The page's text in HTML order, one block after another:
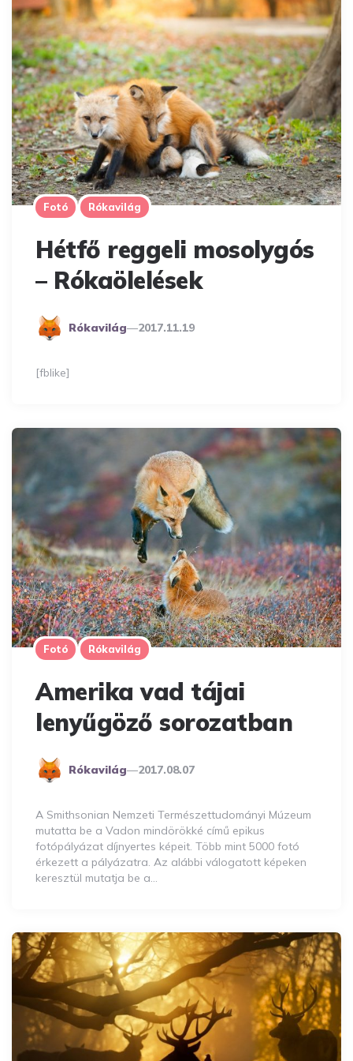
Fotó Rókavilág
Hétfő reggeli mosolygós
– Rókaölelések
Posted
Rókavilág 2017.11.19
[fblike]
Fotó Rókavilág
Amerika vad tájai
lenyűgöző sorozatban
Posted
Rókavilág 2017.08.07
A Smithsonian Nemzeti Természettudományi Múzeum
mutatta be a Vadon mindörökké című epikus
fotópályázat díjnyertes képeit. Több mint 5000 fotó
érkezett a pályázatra. Az alábbi válogatott képeken
keresztül mutatja be a…